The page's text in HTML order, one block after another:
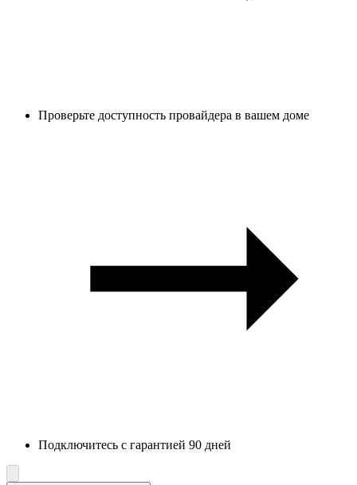
Проверьте доступность провайдера в вашем доме
Подключитесь с гарантией 90 дней